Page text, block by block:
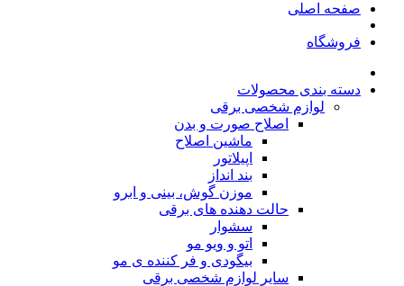
صفحه اصلی
فروشگاه
دسته بندی محصولات
لوازم شخصی برقی
اصلاح صورت و بدن
ماشین اصلاح
اپیلاتور
بند انداز
موزن گوش، بینی و ابرو
حالت دهنده های برقی
سشوار
اتو و ویو مو
بیگودی و فر کننده ی مو
سایر لوازم شخصی برقی